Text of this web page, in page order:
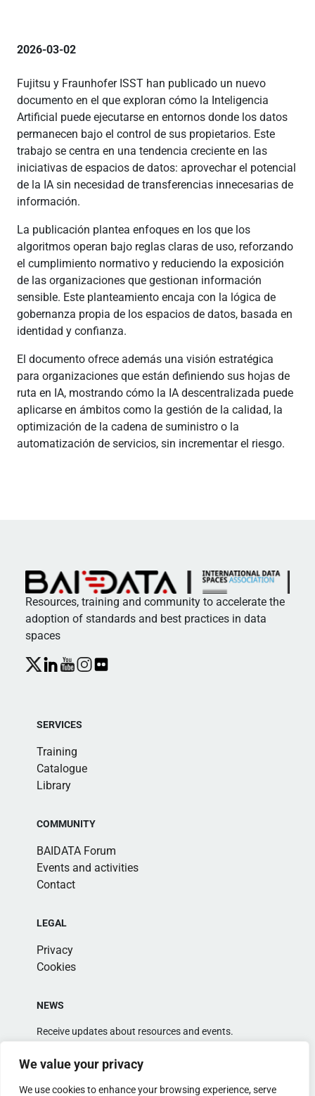
We value your privacy
We use cookies to enhance your browsing experience, serve
2026-03-02
Fujitsu y Fraunhofer ISST han publicado un nuevo
documento en el que exploran cómo la Inteligencia
Artificial puede ejecutarse en entornos donde los datos
permanecen bajo el control de sus propietarios. Este
trabajo se centra en una tendencia creciente en las
iniciativas de espacios de datos: aprovechar el potencial
de la IA sin necesidad de transferencias innecesarias de
información.
La publicación plantea enfoques en los que los
algoritmos operan bajo reglas claras de uso, reforzando
el cumplimiento normativo y reduciendo la exposición
de las organizaciones que gestionan información
sensible. Este planteamiento encaja con la lógica de
gobernanza propia de los espacios de datos, basada en
identidad y confianza.
El documento ofrece además una visión estratégica
para organizaciones que están definiendo sus hojas de
ruta en IA, mostrando cómo la IA descentralizada puede
aplicarse en ámbitos como la gestión de la calidad, la
optimización de la cadena de suministro o la
automatización de servicios, sin incrementar el riesgo.
Resources, training and community to accelerate the
adoption of standards and best practices in data
spaces
SERVICES
Training
Catalogue
Library
COMMUNITY
BAIDATA Forum
Events and activities
Contact
LEGAL
Privacy
Cookies
NEWS
Receive updates about resources and events.